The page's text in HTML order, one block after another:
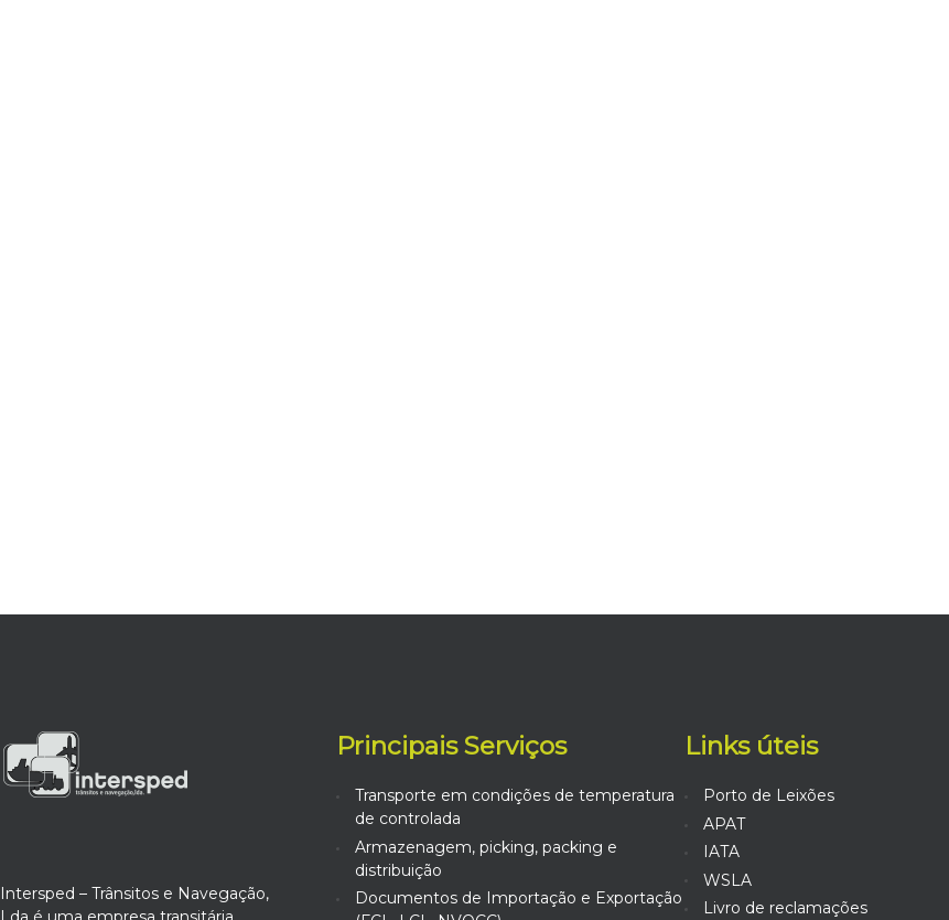
Intersped – Trânsitos e Navegação,
Principais Serviços
Transporte em condições de temperatura
de controlada
Armazenagem, picking, packing e
distribuição
Documentos de Importação e Exportação
Links úteis
Porto de Leixões
APAT
IATA
WSLA
Livro de reclamações